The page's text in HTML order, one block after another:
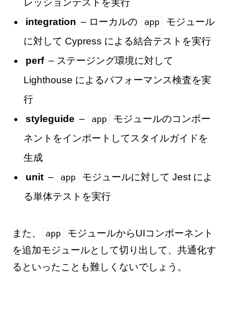
レッションテストを実行
integration – ローカルの app
モジュール
に対して Cypress による結合テストを実行
perf – ステージング環境に対して
Lighthouse によるパフォーマンス検査を実
行
styleguide – app
モジュールのコンポー
ネントをインポートしてスタイルガイドを
生成
unit – app
モジュールに対して Jest によ
る単体テストを実行
また、 app
モジュールからUIコンポーネント
を追加モジュールとして切り出して、共通化す
るといったことも難しくないでしょう。